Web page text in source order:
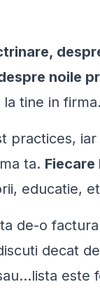
noile
la tine in firma.
practices,
ta. Fiecare
educatie,
de-o
decat
este